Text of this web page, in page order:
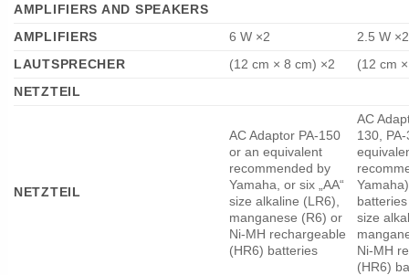
AMPLIFIERS AND SPEAKERS
AMPLIFIERS
6 W ×2
2.5 W ×2
LAUTSPRECHER
(12 cm × 8 cm) ×2
(12 cm
NETZTEIL
NETZTEIL
AC Adaptor PA-150
or an equivalent
recommended by
Yamaha, or six „AA“
size alkaline (LR6),
manganese (R6) or
Ni-MH rechargeable
(HR6) batteries
AC
130,
batteries
size
Ni-MH
(HR6)